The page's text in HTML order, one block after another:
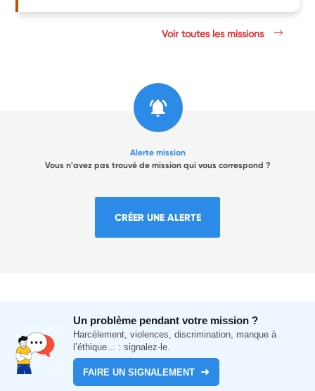
Voir toutes les missions
Alerte mission
Vous n'avez pas trouvé de mission qui vous correspond ?
CRÉER UNE ALERTE
Un problème pendant votre mission ?
Harcèlement, violences, discrimination, manque à
l’éthique... : signalez-le.
FAIRE UN SIGNALEMENT